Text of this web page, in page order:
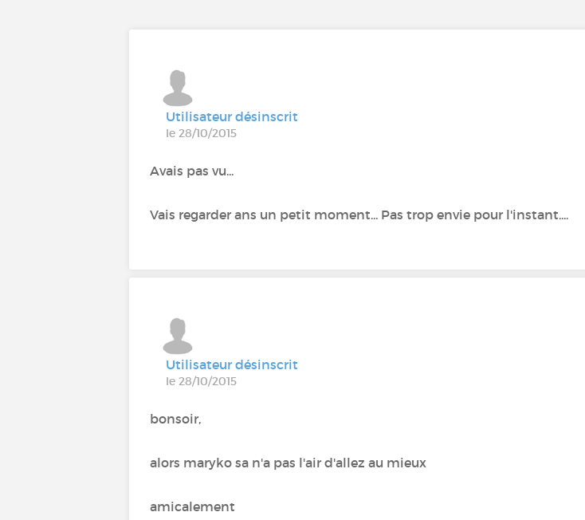
Utilisateur désinscrit
le 28/10/2015
Avais pas vu...
Vais regarder ans un petit moment... Pas trop envie pour l'instant....
Utilisateur désinscrit
le 28/10/2015
bonsoir,
alors maryko sa n'a pas l'air d'allez au mieux
amicalement